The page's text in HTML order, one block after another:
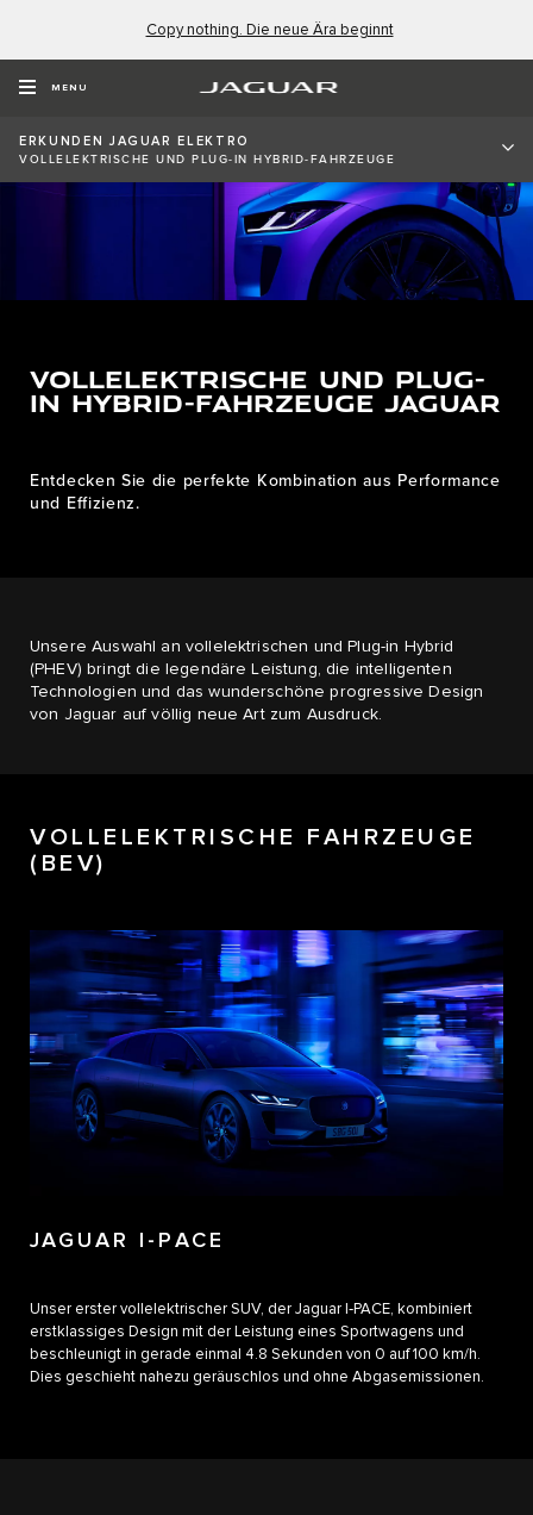
Copy nothing. Die neue Ära beginnt
MENU
ERKUNDEN JAGUAR ELEKTRO
VOLLELEKTRISCHE UND PLUG-IN HYBRID-FAHRZEUGE
VOLLELEKTRISCHE UND PLUG-
IN HYBRID-FAHRZEUGE JAGUAR
Entdecken Sie die perfekte Kombination aus Performance
und Effizienz.
Unsere Auswahl an vollelektrischen und Plug-in Hybrid
(PHEV) bringt die legendäre Leistung, die intelligenten
Technologien und das wunderschöne progressive Design
von Jaguar auf völlig neue Art zum Ausdruck.
VOLLELEKTRISCHE FAHRZEUGE
(BEV)
JAGUAR I-PACE
Unser erster vollelektrischer SUV, der Jaguar I‑PACE, kombiniert
erstklassiges Design mit der Leistung eines Sportwagens und
beschleunigt in gerade einmal 4.8 Sekunden von 0 auf 100 km/h.
Dies geschieht nahezu geräuschlos und ohne Abgasemissionen.